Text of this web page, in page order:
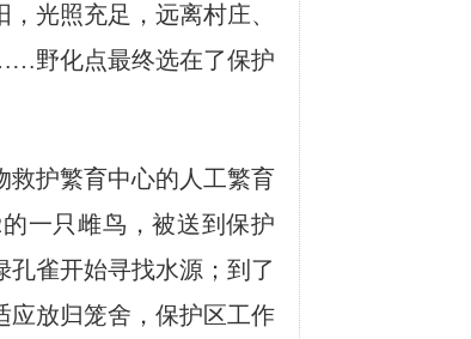
光照充足，远离村庄、
野化点最终选在了保护
护繁育中心的人工繁育
一只雌鸟，被送到保护
孔雀开始寻找水源；到了
应放归笼舍，保护区工作